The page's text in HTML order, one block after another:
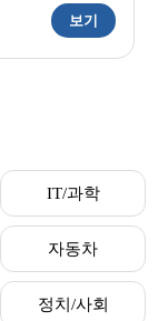
보기
IT/과학
자동차
정치/사회